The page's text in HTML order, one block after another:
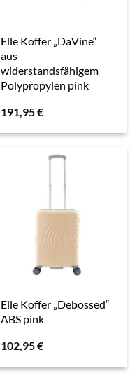
Elle Koffer „DaVine“
aus
widerstandsfähigem
Polypropylen pink
191,95€
Elle Koffer „Debossed“
ABS pink
102,95€